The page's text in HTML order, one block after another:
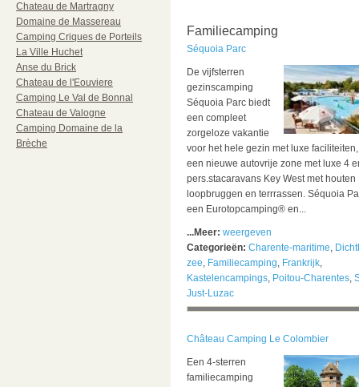
Chateau de Martragny
Domaine de Massereau
Camping Criques de Porteils
La Ville Huchet
Anse du Brick
Chateau de l'Eouviere
Camping Le Val de Bonnal
Chateau de Valogne
Camping Domaine de la
Brèche
Familiecamping
Séquoia Parc
De vijfsterren
gezinscamping
Séquoia Parc biedt
een compleet
zorgeloze vakantie
voor het hele gezin met luxe
een nieuwe autovrije zone met luxe 4
pers.stacaravans Key West met houten
loopbruggen en terrrassen. Séquoia
een Eurotopcamping® en...
...Meer: weergeven
Categorieën: Charente-maritime,
zee, Familiecamping, Frankrijk,
Kastelencampings, Poitou-Charentes,
Just-Luzac
Château Camping Le Colombier
Een 4-sterren
familiecamping